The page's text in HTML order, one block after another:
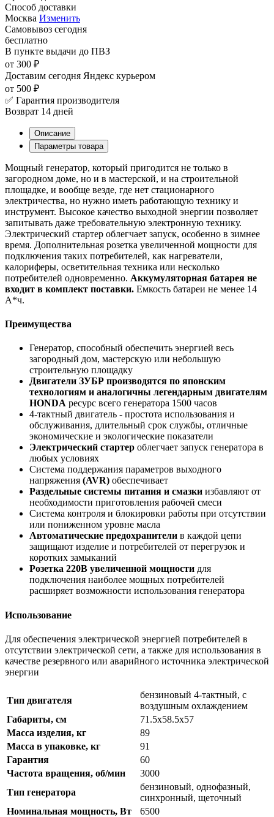
Способ доставки
Москва Изменить
Самовывоз сегодня
бесплатно
В пункте выдачи до ПВЗ
от 300 ₽
Доставим сегодня Яндекс курьером
от 500 ₽
✅ Гарантия производителя
Возврат 14 дней
Описание
Параметры товара
Мощный генератор, который пригодится не только в
загородном доме, но и в мастерской, и на строительной
площадке, и вообще везде, где нет стационарного
электричества, но нужно иметь работающую технику и
инструмент. Высокое качество выходной энергии позволяет
запитывать даже требовательную электронную технику.
Электрический стартер облегчает запуск, особенно в зимнее
время. Дополнительная розетка увеличенной мощности для
подключения таких потребителей, как нагреватели,
калориферы, осветительная техника или несколько
потребителей одновременно. Аккумуляторная батарея не
входит в комплект поставки. Емкость батареи не менее 14
А*ч.
Преимущества
Генератор, способный обеспечить энергией весь
загородный дом, мастерскую или небольшую
строительную площадку
Двигатели ЗУБР производятся по японским
технологиям и аналогичны легендарным двигателям
HONDA ресурс всего генератора 1500 часов
4-тактный двигатель - простота использования и
обслуживания, длительный срок службы, отличные
экономические и экологические показатели
Электрический стартер облегчает запуск генератора в
любых условиях
Система поддержания параметров выходного
напряжения (AVR) обеспечивает
Раздельные системы питания и смазки избавляют от
необходимости приготовления рабочей смеси
Система контроля и блокировки работы при отсутствии
или пониженном уровне масла
Автоматические предохранители в каждой цепи
защищают изделие и потребителей от перегрузок и
коротких замыканий
Розетка 220В увеличенной мощности для
подключения наиболее мощных потребителей
расширяет возможности использования генератора
Использование
Для обеспечения электрической энергией потребителей в
отсутствии электрической сети, а также для использования в
качестве резервного или аварийного источника электрической
энергии
Тип двигателя
бензиновый 4-тактный, с
воздушным охлаждением
Габариты, см
71.5х58.5x57
Масса изделия, кг
89
Масса в упаковке, кг
91
Гарантия
60
Частота вращения, об/мин
3000
Тип генератора
бензиновый, однофазный,
синхронный, щеточный
Номинальная мощность, Вт
6500